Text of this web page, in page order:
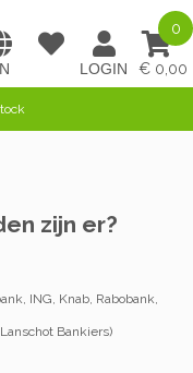
0,00
0
zijn er?
ING, Knab, Rabobank,
Bankiers)